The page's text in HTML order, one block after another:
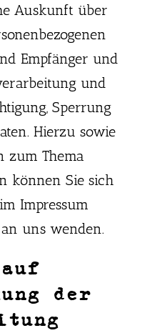
Auskunft über
Empfänger und
und
Sperrung
Hierzu sowie
zum Thema
können Sie sich
Impressum
uns wenden.
der